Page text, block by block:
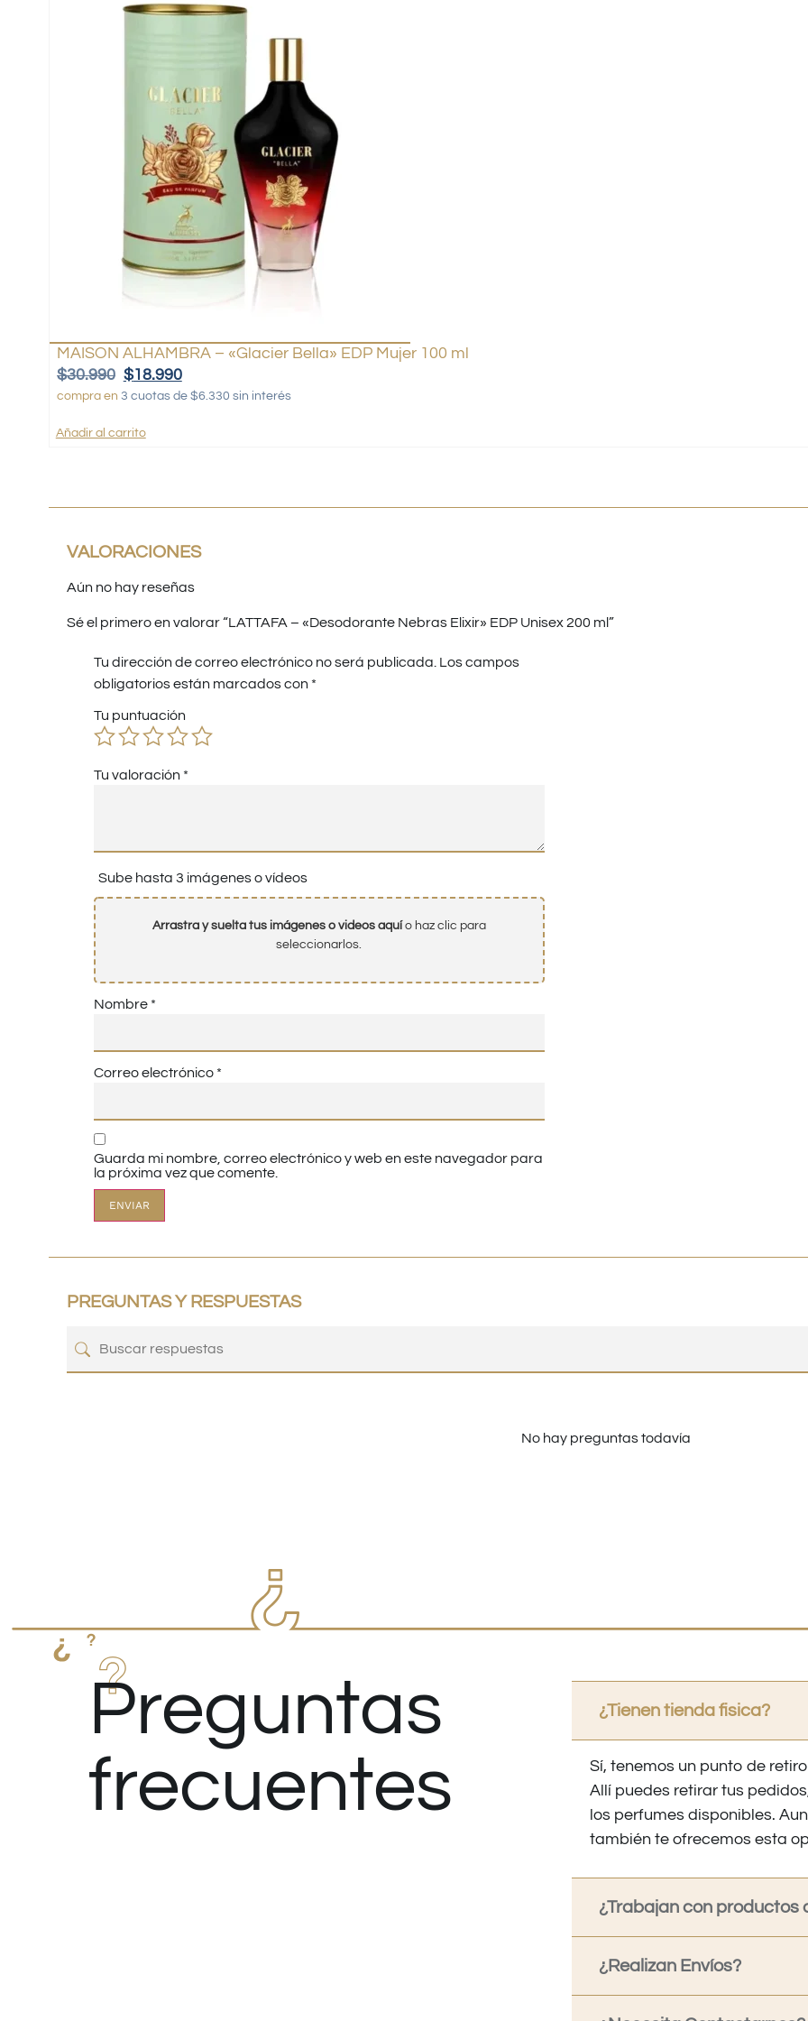
MAISON ALHAMBRA – «Glacier Bella» EDP Mujer 100 ml
$30.990 $18.990
compra en 3 cuotas de $6.330 sin interés
Añadir al carrito
VALORACIONES
Aún no hay reseñas
Sé el primero en valorar “LATTAFA – «Desodorante Nebras Elixir» EDP Unisex 200 ml”
Tu dirección de correo electrónico no será publicada. Los campos
obligatorios están marcados con *
Tu puntuación
Tu valoración *
Sube hasta 3 imágenes o vídeos
Arrastra y suelta tus imágenes o videos aquío haz clic para
seleccionarlos.
Nombre *
Correo electrónico *
Guarda mi nombre, correo electrónico y web en este navegador para
la próxima vez que comente.
PREGUNTAS Y RESPUESTAS
No hay preguntas todavía
Preguntas
frecuentes
¿Tienen tienda fisica?
Sí, tenemos un punto de
Allí puedes retirar tus
los perfumes disponibles.
también te ofrecemos esta
¿Trabajan con productos
¿Realizan Envíos?